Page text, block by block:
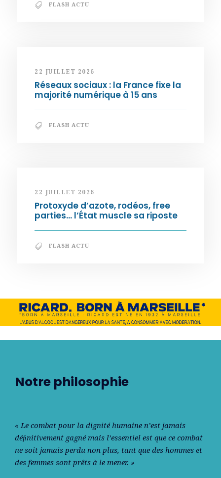
FLASH ACTU
22 JUILLET 2026
Réseaux sociaux : la France fixe la
majorité numérique à 15 ans
FLASH ACTU
22 JUILLET 2026
Protoxyde d’azote, rodéos, free
parties… l’État muscle sa riposte
FLASH ACTU
Notre philosophie
« Le combat pour la dignité humaine n’est jamais
déﬁnitivement gagné mais l’essentiel est que ce combat
ne soit jamais perdu non plus, tant que des hommes et
des femmes sont prêts à le mener. »